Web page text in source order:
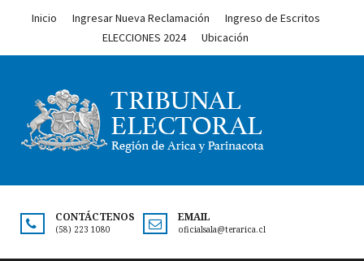
Inicio Ingresar Nueva Reclamación
Ingreso de Escritos
ELECCIONES 2024
Ubicación
CONTÁCTENOS
(58) 223 1080
EMAIL
oficialsala@terarica.cl